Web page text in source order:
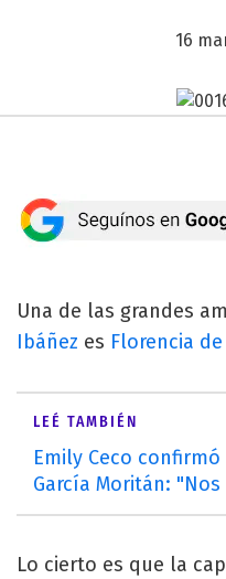
16
Una de las grandes
Ibáñez es Florencia
LEÉ TAMBIÉN
Emily Ceco
García Moritán:
Lo cierto es que la